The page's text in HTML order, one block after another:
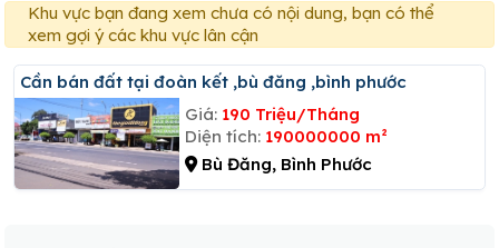
Khu vực bạn đang xem chưa có nội dung, bạn có thể
xem gợi ý các khu vực lân cận
Cần bán đất tại đoàn kết ,bù đăng ,bình phước
Giá: 190 Triệu/Tháng
Diện tích: 190000000 m²
Bù Đăng, Bình Phước